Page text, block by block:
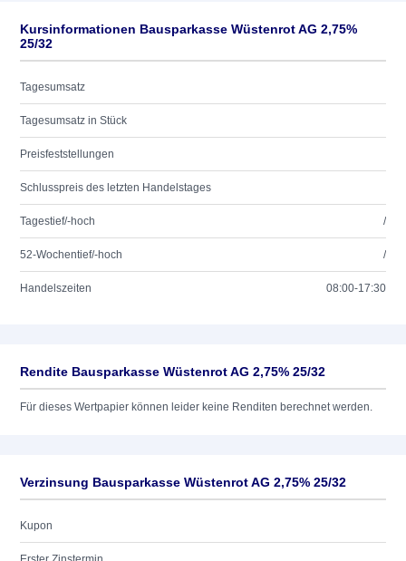
Kursinformationen Bausparkasse Wüstenrot AG 2,75%
25/32
Tagesumsatz
Tagesumsatz in Stück
Preisfeststellungen
Schlusspreis des letzten Handelstages
Tagestief/-hoch /
52-Wochentief/-hoch /
Handelszeiten 08:00-17:30
Rendite Bausparkasse Wüstenrot AG 2,75% 25/32
Für dieses Wertpapier können leider keine Renditen berechnet werden.
Verzinsung Bausparkasse Wüstenrot AG 2,75% 25/32
Kupon